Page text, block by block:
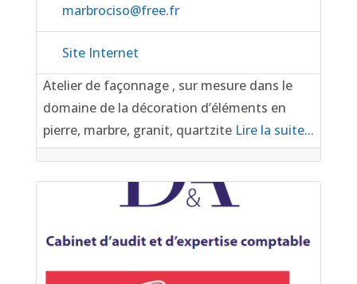
marbrociso@free.fr
Site Internet
Atelier de façonnage , sur mesure dans le
domaine de la décoration d’éléments en
pierre, marbre, granit, quartzite Lire la suite...